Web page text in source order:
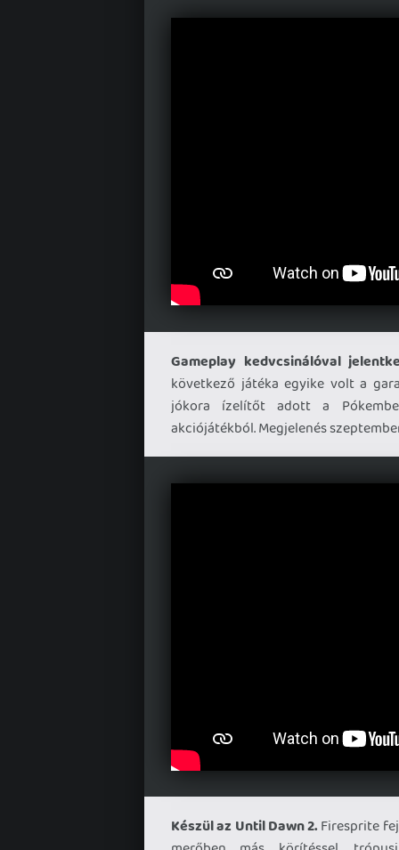
Gameplay kedvcsinálóval
következő játéka egyike volt a
jókora ízelítőt adott a
akciójátékból. Megjelenés
Készül az Until Dawn 2.Firesprite